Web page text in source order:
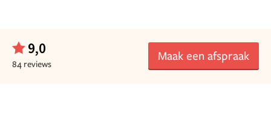
9,0
84 reviews
Maak een afspraak